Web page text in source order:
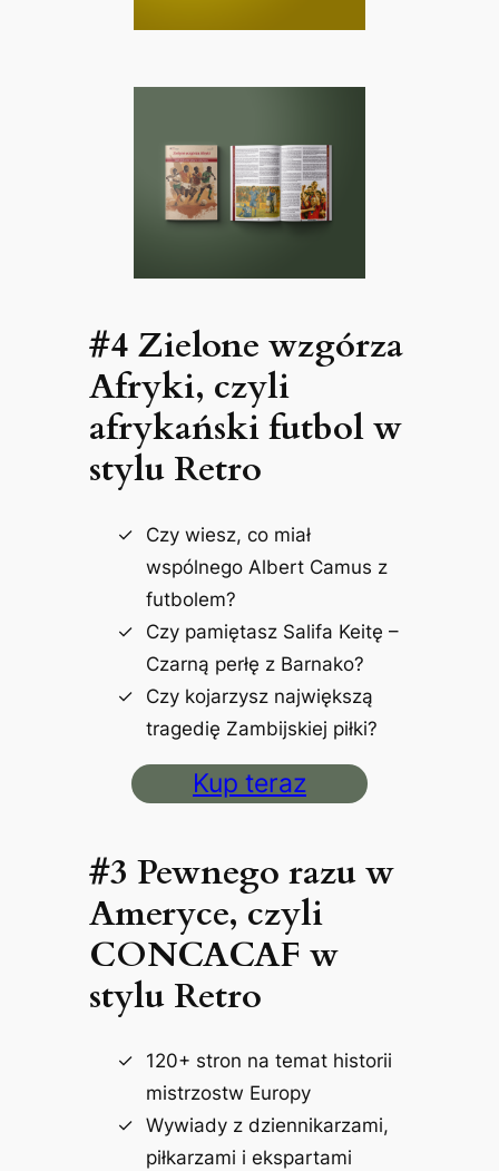
#4 Zielone wzgórza
Afryki, czyli
afrykański futbol w
stylu Retro
Czy wiesz, co miał
wspólnego Albert Camus z
futbolem?
Czy pamiętasz Salifa Keitę –
Czarną perłę z Barnako?
Czy kojarzysz największą
tragedię Zambijskiej piłki?
Kup teraz
#3 Pewnego razu w
Ameryce, czyli
CONCACAF w
stylu Retro
120+ stron na temat historii
mistrzostw Europy
Wywiady z dziennikarzami,
piłkarzami i ekspartami